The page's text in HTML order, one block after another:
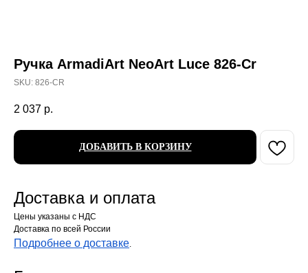
Ручка ArmadiArt NeoArt Luce 826-Cr
SKU: 826-CR
2 037 р.
ДОБАВИТЬ В КОРЗИНУ
Доставка и оплата
Цены указаны с НДС
Доставка по всей России
Подробнее о доставке.